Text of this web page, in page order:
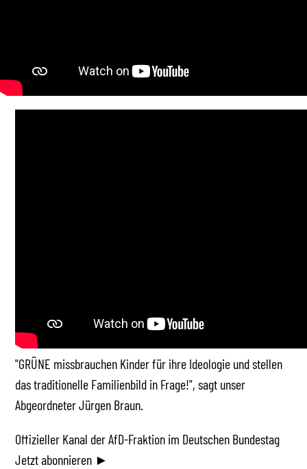
"GRÜNE missbrauchen Kinder für ihre Ideologie und stellen
das traditionelle Familienbild in Frage!", sagt unser
Abgeordneter Jürgen Braun.
Offizieller Kanal der AfD-Fraktion im Deutschen Bundestag
Jetzt abonnieren ►